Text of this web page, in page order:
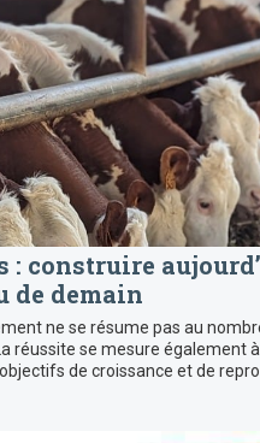
: construire
de demain
ne se résume pas au
réussite se mesure également
de croissance et de